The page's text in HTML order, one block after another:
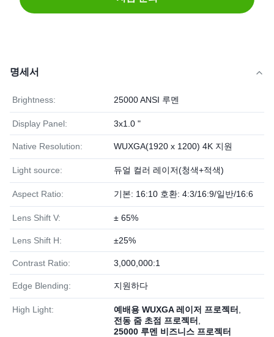
명세서
Brightness: 25000 ANSI 루멘
Display Panel: 3x1.0 "
Native Resolution: WUXGA(1920 x 1200) 4K 지원
Light source: 듀얼 컬러 레이저(청색+적색)
Aspect Ratio: 기본: 16:10 호환: 4:3/16:9/일반/16:6
Lens Shift V: ± 65%
Lens Shift H: ±25%
Contrast Ratio: 3,000,000:1
Edge Blending: 지원하다
High Light: 예배용 WUXGA 레이저 프로젝터
전동 줌 초점 프로젝터
25000 루멘 비즈니스 프로젝터